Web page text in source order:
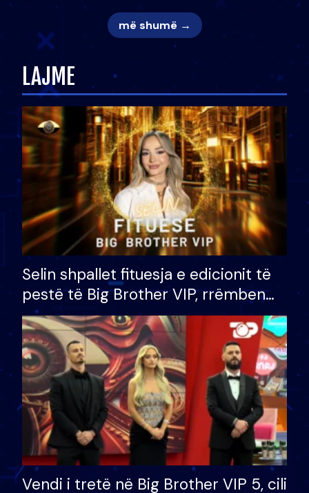
më shumë →
LAJME
Selin shpallet fituesja e edicionit të
pestë të Big Brother VIP, rrëmben
çmimin e madh prej 100 mijë eurosh
Vendi i tretë në Big Brother VIP 5, cili